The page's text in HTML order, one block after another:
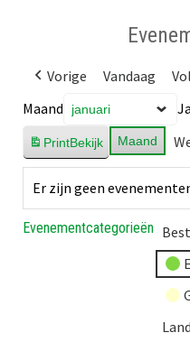
Vorige Vandaag
Maand
PrintBekijk Maand
Er zijn geen
Evenementcategorieën